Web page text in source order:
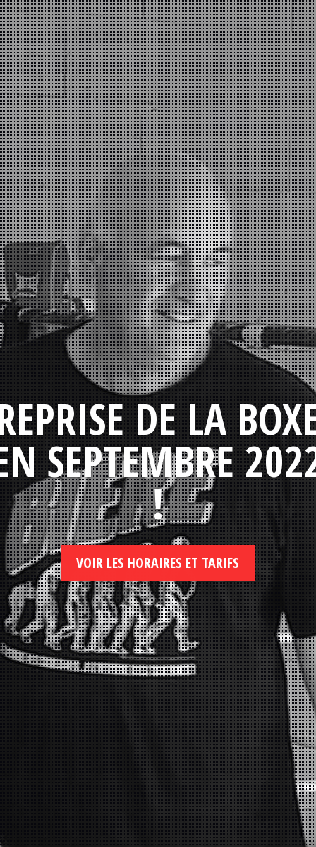
DE LA
SEPTEMBRE
!
VOIR LES HORAIRES ET TARIFS